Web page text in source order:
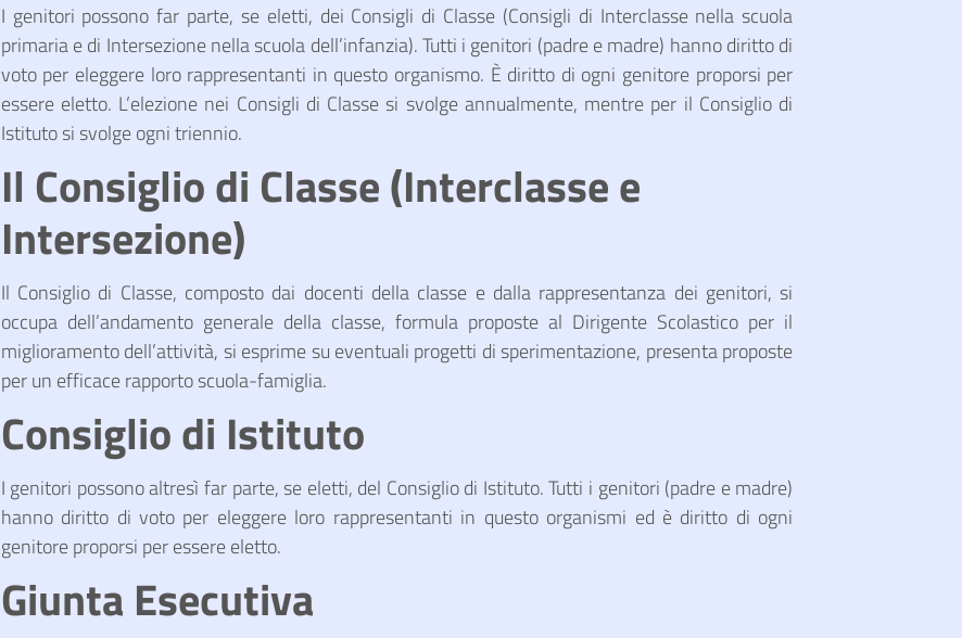
I genitori possono far parte, se eletti, dei Consigli di Classe (Consigli di Interclasse nella scuola
primaria e di Intersezione nella scuola dell’infanzia). Tutti i genitori (padre e madre) hanno diritto di
voto per eleggere loro rappresentanti in questo organismo. È diritto di ogni genitore proporsi per
essere eletto. L’elezione nei Consigli di Classe si svolge annualmente, mentre per il Consiglio di
Istituto si svolge ogni triennio.
Il Consiglio di Classe (Interclasse e
Intersezione)
Il Consiglio di Classe, composto dai docenti della classe e dalla rappresentanza dei genitori, si
occupa dell’andamento generale della classe, formula proposte al Dirigente Scolastico per il
miglioramento dell’attività, si esprime su eventuali progetti di sperimentazione, presenta proposte
per un efficace rapporto scuola-famiglia.
Consiglio di Istituto
I genitori possono altresì far parte, se eletti, del Consiglio di Istituto. Tutti i genitori (padre e madre)
hanno diritto di voto per eleggere loro rappresentanti in questo organismi ed è diritto di ogni
genitore proporsi per essere eletto.
Giunta Esecutiva